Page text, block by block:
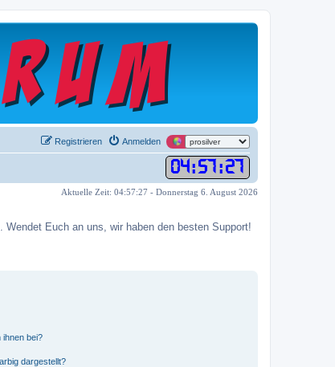
Anmelden
Registrieren
04:57:28
Aktuelle Zeit: 04:57:28 - Donnerstag 6. August 2026
Euch an uns, wir haben den besten Support!
ihnen bei?
dargestellt?